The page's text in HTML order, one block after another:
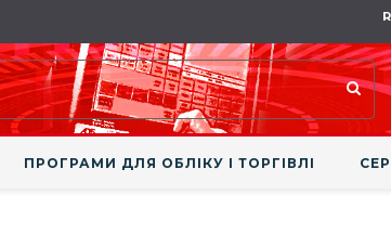
ПРОГРАМИ ДЛЯ ОБЛІКУ І ТОРГІВЛІ